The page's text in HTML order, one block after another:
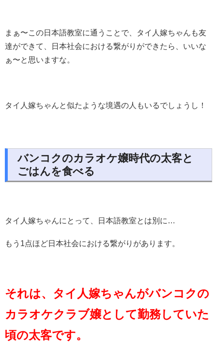
まぁ〜この日本語教室に通うことで、タイ人嫁ちゃんも友
達ができて、日本社会における繋がりができたら、いいな
ぁ〜と思いますな。
タイ人嫁ちゃんと似たような境遇の人もいるでしょうし！
バンコクのカラオケ嬢時代の太客と
ごはんを食べる
タイ人嫁ちゃんにとって、日本語教室とは別に…
もう1点ほど日本社会における繋がりがあります。
それは、タイ人嫁ちゃんがバンコクの
カラオケクラブ嬢として勤務していた
頃の太客です。